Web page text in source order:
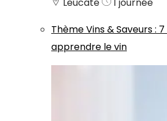
Leucate
1 journée
ThèmeVins & Saveurs:
apprendre le vin